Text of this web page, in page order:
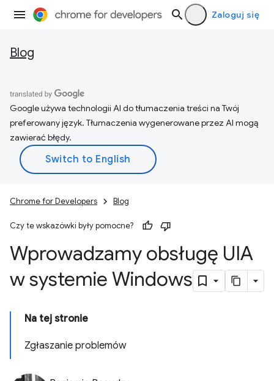
Zaloguj się
Blog
Google używa technologii AI do tłumaczenia treści na Twój
preferowany język. Tłumaczenia wygenerowane przez AI mogą
zawierać błędy.
Chrome for Developers Blog
Czy te wskazówki były pomocne?
Wprowadzamy obsługę UIA
w systemie Windows
Na tej stronie
Zgłaszanie problemów